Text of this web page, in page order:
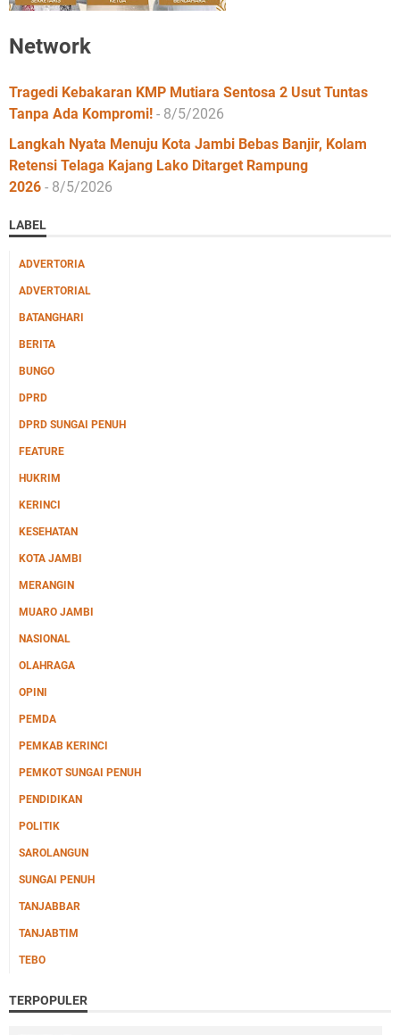
Network
Tragedi Kebakaran KMP Mutiara Sentosa 2 Usut Tuntas
Tanpa Ada Kompromi! - 8/5/2026
Langkah Nyata Menuju Kota Jambi Bebas Banjir, Kolam
Retensi Telaga Kajang Lako Ditarget Rampung
2026 - 8/5/2026
LABEL
ADVERTORIA
ADVERTORIAL
BATANGHARI
BERITA
BUNGO
DPRD
DPRD SUNGAI PENUH
FEATURE
HUKRIM
KERINCI
KESEHATAN
KOTA JAMBI
MERANGIN
MUARO JAMBI
NASIONAL
OLAHRAGA
OPINI
PEMDA
PEMKAB KERINCI
PEMKOT SUNGAI PENUH
PENDIDIKAN
POLITIK
SAROLANGUN
SUNGAI PENUH
TANJABBAR
TANJABTIM
TEBO
TERPOPULER